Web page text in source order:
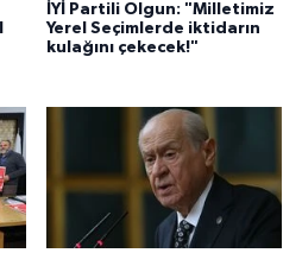
İYİ Partili Olgun: "Milletimiz
Yerel Seçimlerde iktidarın
kulağını çekecek!"